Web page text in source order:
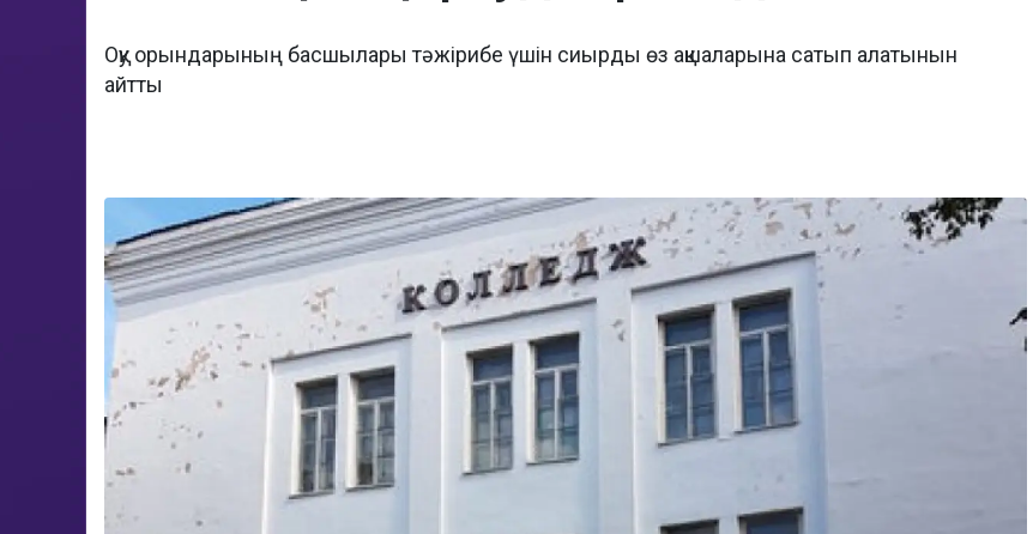
Оқу орындарының басшылары тәжірибе үшін сиырды өз ақшаларына сатып алатынын
айтты